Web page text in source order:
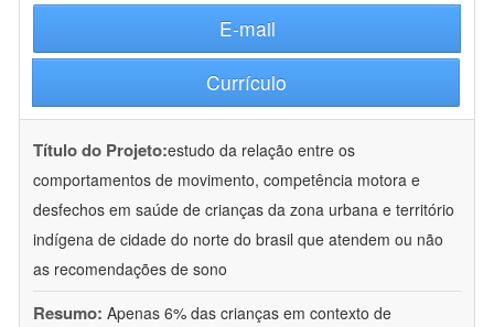
E-mail
Currículo
Título do Projeto:estudo da relação entre os
comportamentos de movimento, competência motora e
desfechos em saúde de crianças da zona urbana e território
indígena de cidade do norte do brasil que atendem ou não
as recomendações de sono
Resumo: Apenas 6% das crianças em contexto de